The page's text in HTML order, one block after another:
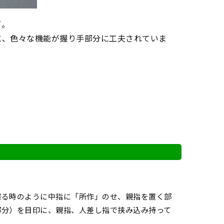
色々な機能が握り手部分に工夫されていま
時のように中指に「所作」のせ、親指を置く部
）を目印に、親指、人差し指で挟み込み持って